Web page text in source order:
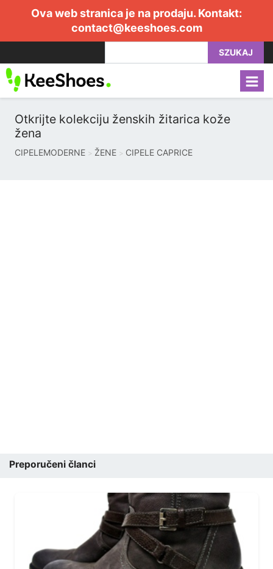
Ova web stranica je na prodaju. Kontakt:
contact@keeshoes.com
SZUKAJ
Otkrijte kolekciju ženskih žitarica kože
žena
CIPELEMODERNE ŽENE CIPELE CAPRICE
Preporučeni članci